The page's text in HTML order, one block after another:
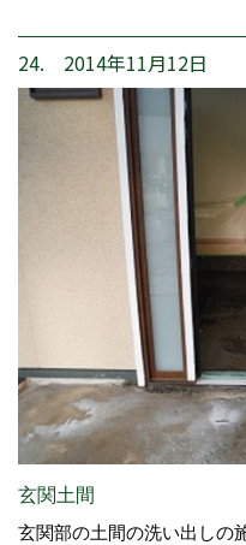
24. 2014年11月12日
玄関土間
玄関部の土間の洗い出しの